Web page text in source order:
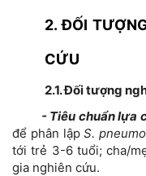
2. ĐỐI
CỨU
2.1. Đối tượng
- Tiêu chuẩn lựa
để phân lậpS.
tới trẻ 3-6 tuổi; cha/
gia nghiên cứu.